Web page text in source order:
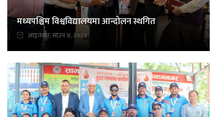
मध्यपश्चिम विश्वविद्यालयमा आन्दोलन स्थगित
आइतबार, साउन ४, २०८२